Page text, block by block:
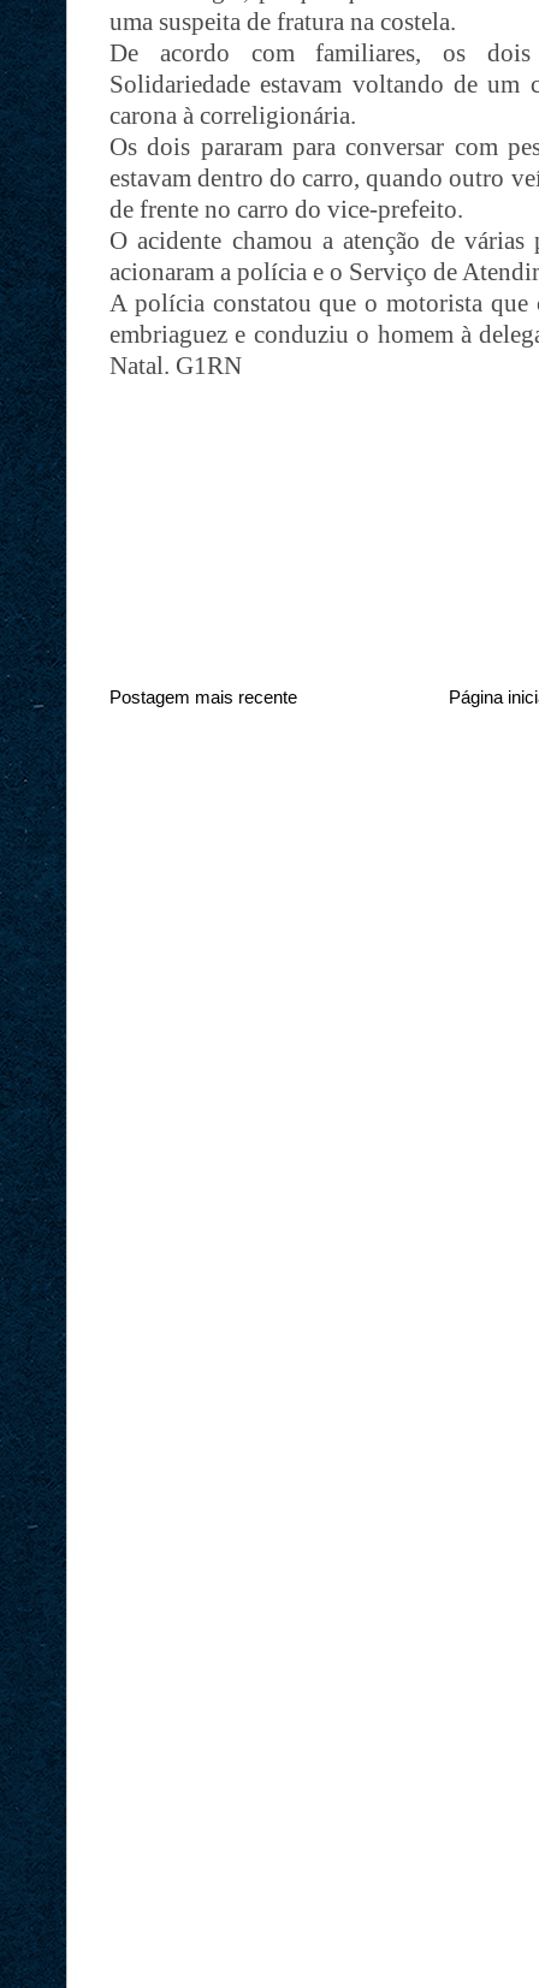
uma suspeita de fratura na costela.
De acordo com familiares, os
Solidariedade estavam voltando de
carona à correligionária.
Os dois pararam para conversar com
estavam dentro do carro, quando outro
de frente no carro do vice-prefeito.
O acidente chamou a atenção de várias
acionaram a polícia e o Serviço de
A polícia constatou que o motorista que
embriaguez e conduziu o homem à
Natal. G1RN
Postagem mais recente Página